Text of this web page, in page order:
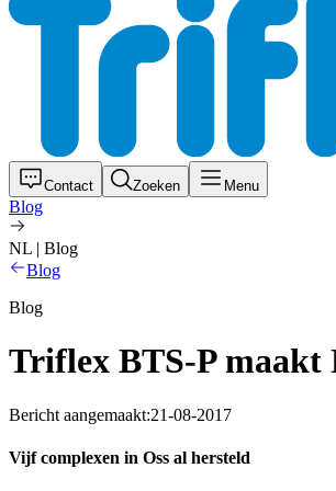
Contact Zoeken Menu
Blog
NL | Blog
Blog
Blog
Triflex BTS-P maakt
Bericht aangemaakt:21-08-2017
Vijf complexen in Oss al hersteld